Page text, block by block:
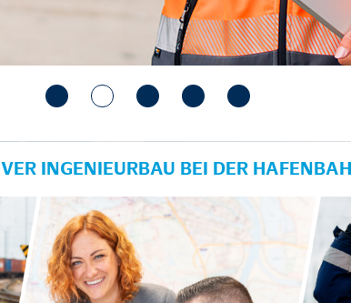
INGENIEURBAU BEI DER